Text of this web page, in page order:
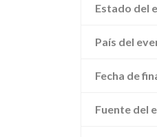
Estado del
País del
Fecha de
Fuente del